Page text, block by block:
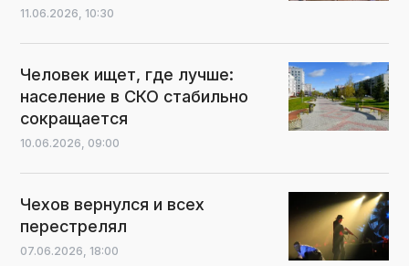
11.06.2026, 10:30
Человек ищет, где лучше:
население в СКО стабильно
сокращается
10.06.2026, 09:00
Чехов вернулся и всех
перестрелял
07.06.2026, 18:00